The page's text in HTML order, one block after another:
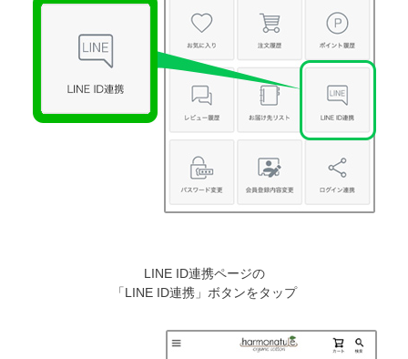
LINE ID連携ページの
「LINE ID連携」ボタンをタップ